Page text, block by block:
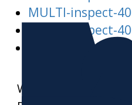
MULTI-inspect-
MULTI-inspect-
MULTI-inspect-
Weitere